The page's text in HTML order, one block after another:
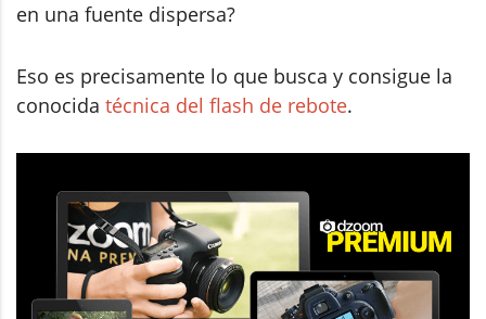
en una fuente dispersa?
Eso es precisamente lo que busca y consigue la
conocida técnica del flash de rebote.